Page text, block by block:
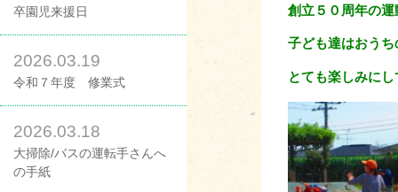
卒園児来援日
2026.03.19
令和７年度 修業式
2026.03.18
大掃除/バスの運転手さんへ
の手紙
創立５０周年の
子ども達はおう
とても楽しみに